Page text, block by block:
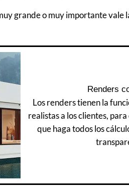
grande o muy importante vale
Renders
Los renders tienen la
realistas a los clientes,
que haga todos los